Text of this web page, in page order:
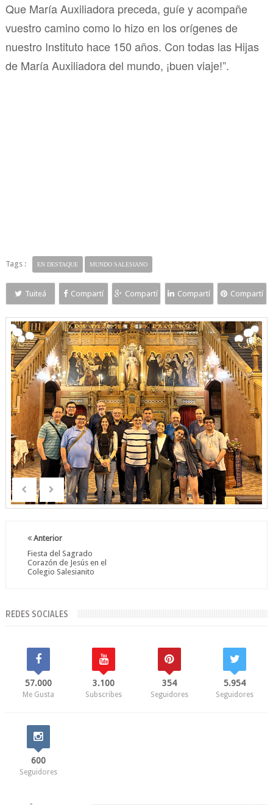
Que María Auxiliadora preceda, guíe y acompañe
vuestro camino como lo hizo en los orígenes de
nuestro Instituto hace 150 años. Con todas las Hijas
de María Auxiliadora del mundo, ¡buen viaje!”.
Tags : EN DESTAQUE MUNDO SALESIANO
Tuiteá Compartí Compartí Compartí Compartí
Anterior
Fiesta del Sagrado
Corazón de Jesús en el
Colegio Salesianito
REDES SOCIALES
57.000
Me Gusta
3.100
Subscribes
354
Seguidores
5.954
Seguidores
600
Seguidores